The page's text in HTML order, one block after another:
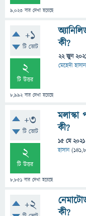
9,023 বার দেখা হয়েছে
+1
টি ভোট
2
টি উত্তর
8,992বার দেখা হয়েছে
কী?
22 জুন
মেহেদী হাসান
+3
টি ভোট
2
টি উত্তর
8,851 বার দেখা হয়েছে
মলাস্কা
কী?
15 মে 2021
হাসান (
+2
কী?